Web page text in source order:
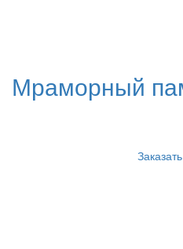
Мраморный